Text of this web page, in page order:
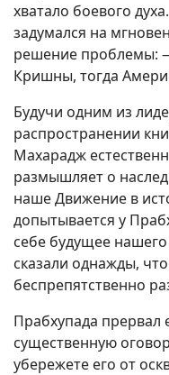
хватало боевого
задумался на
решение проблемы:
Кришны, тогда
Будучи одним из
распространении
Махарадж
размышляет о
наше Движение в
допытывается у
себе будущее
сказали однажды,
беспрепятственно
Прабхупада прервал
существенную
убережете его от